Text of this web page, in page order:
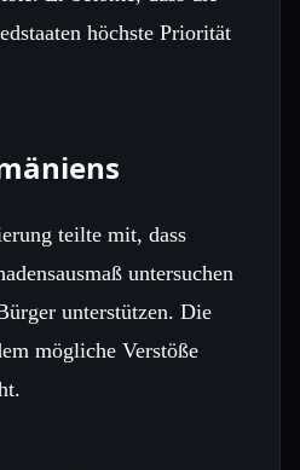
höchste Priorität
teilte mit, dass
untersuchen
unterstützen. Die
mögliche Verstöße